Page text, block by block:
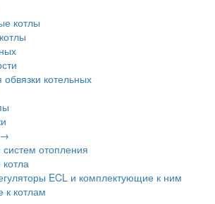
котлы
котельных
→
отопления
ECL и комплектующие к ним
к котлам